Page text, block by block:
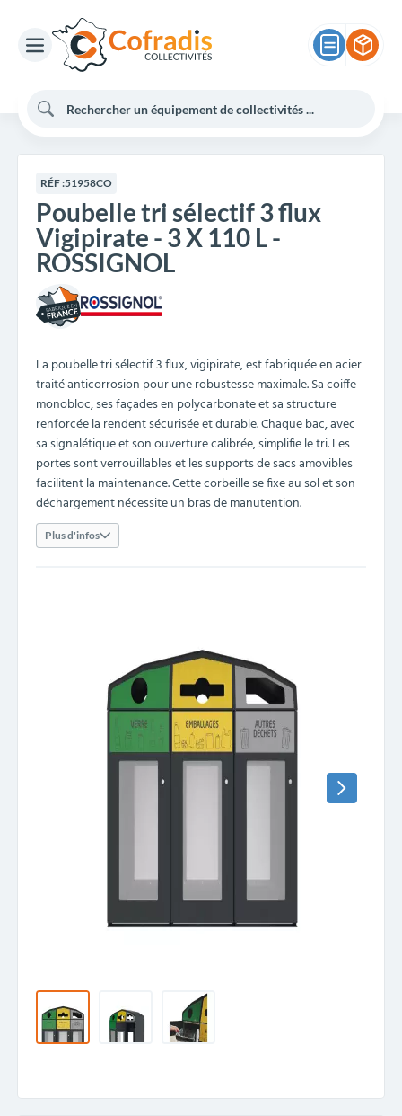
RÉF :51958CO
Poubelle tri sélectif 3 flux
Vigipirate - 3 X 110 L -
ROSSIGNOL
La poubelle tri sélectif 3 flux, vigipirate, est fabriquée en acier
traité anticorrosion pour une robustesse maximale. Sa coiffe
monobloc, ses façades en polycarbonate et sa structure
renforcée la rendent sécurisée et durable. Chaque bac, avec
sa signalétique et son ouverture calibrée, simplifie le tri. Les
portes sont verrouillables et les supports de sacs amovibles
facilitent la maintenance. Cette corbeille se fixe au sol et son
déchargement nécessite un bras de manutention.
Plus d'infos